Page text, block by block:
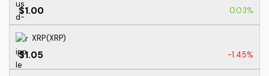
$1.00 0.03%
XRP(XRP)
$1.05 -1.45%